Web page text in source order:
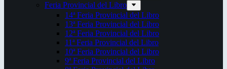
Feria Provincial del Libro
14ª Feria Provincial del Libro
13ª Feria Provincial del Libro
12ª Feria Provincial del Libro
11ª Feria Provincial del Libro
10ª Feria Provincial del Libro
9ª Feria Provincial del Libro